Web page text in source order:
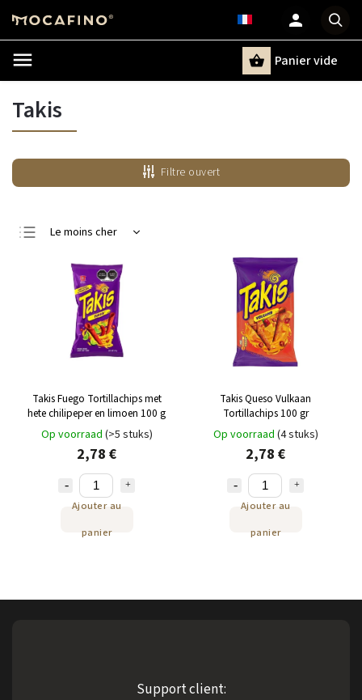
Panier vide
Takis
Filtre ouvert
Le moins cher
Bestsellers
Alphabétiquement
Takis Fuego Tortillachips met
hete chilipeper en limoen 100 g
Op voorraad (>5 stuks)
2,78 €
Ajouter au
panier
Takis Queso Vulkaan
Tortillachips 100 gr
Op voorraad (4 stuks)
2,78 €
Ajouter au
panier
Support client: